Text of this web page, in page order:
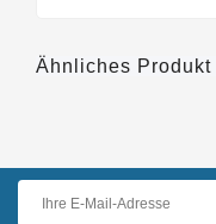
Ähnliches Produkt